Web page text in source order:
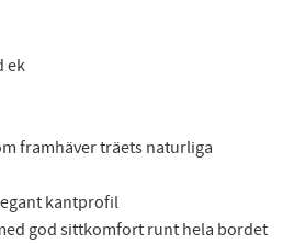
ek
framhäver träets naturliga
kantprofil
god sittkomfort runt hela bordet